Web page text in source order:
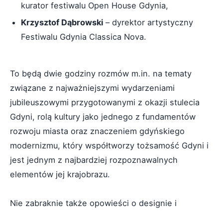
kurator festiwalu Open House Gdynia,
Krzysztof Dąbrowski – dyrektor artystyczny
Festiwalu Gdynia Classica Nova.
To będą dwie godziny rozmów m.in. na tematy
związane z najważniejszymi wydarzeniami
jubileuszowymi przygotowanymi z okazji stulecia
Gdyni, rolą kultury jako jednego z fundamentów
rozwoju miasta oraz znaczeniem gdyńskiego
modernizmu, który współtworzy tożsamość Gdyni i
jest jednym z najbardziej rozpoznawalnych
elementów jej krajobrazu.
Nie zabraknie także opowieści o designie i